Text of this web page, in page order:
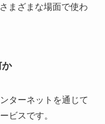
まざまな場面で使わ
か
ターネットを通じて
ビスです。